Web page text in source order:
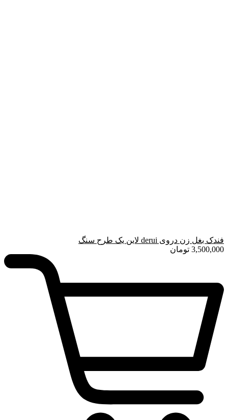
فندک بغل زن دروی derui لاین یک طرح سنگ
3,500,000 تومان